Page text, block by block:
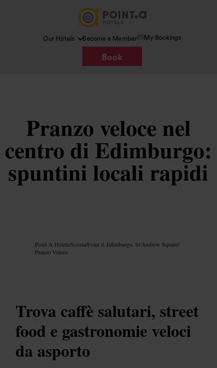
Our Hotels Become a Member My Bookings
Book
Pranzo veloce nel
centro di Edimburgo:
spuntini locali rapidi
Point A Hotels/Scozia/Point A Edimburgo, St Andrew Square/
Pranzo Veloce
Trova caffè salutari, street
food e gastronomie veloci
da asporto